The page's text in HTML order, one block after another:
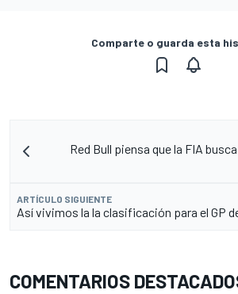
Comparte o guarda esta
Red Bull piensa que la FIA
ARTÍCULO SIGUIENTE
Así vivimos la la clasificación para el GP
COMENTARIOS